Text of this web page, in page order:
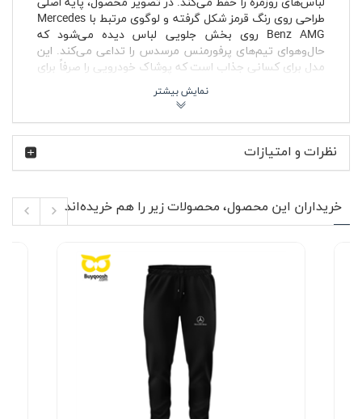
طراحی روی رنگ قرمز شکل گرفته و لوگوی مرتبط با Mercedes
Benz AMG روی بخش جلویی لباس دیده می‌شود که
حال‌وهوای تیم‌های پرفورمنس مرسدس را تداعی می‌کند. این
مدل برای کسانی جذاب است که پوشاک خودرویی را صرفاً برای
روزانه هم خوش‌فرم بایستد.
AMG در دنیای مرسدس بنز به بخش خودروهای پرفورمنس و
نسخه‌های قدرتمند این برند اشاره دارد؛ جایی که تمرکز روی
موتورهای دست‌ساز، هندلینگ دقیق و حس رانندگی اسپرت
است. به همین دلیل لباس‌هایی با نام AMG معمولاً بین
اسپرت شهری را دوست دارند محبوبیت زیادی دارند. پولوشرت
جودون قرمز بنز amg این فضا را به شکل پوشیدنی و روزمره وارد
🔥 ویژگی‌های محصول
پارچه جودون با بافت تنفس‌پذیر و ایستایی مناسب
طراحی آستین کوتاه مناسب استفاده روزمره و فصل‌های
یقه کلاسیک پولوشرت با دو دکمه برای ظاهر نیمه‌رسمی
دوخت مرتب و فرم مناسب برای استایل زنانه و مردانه
نظرات و امتیازات
خریداران این محصول، محصولات زیر را هم خریده‌اند